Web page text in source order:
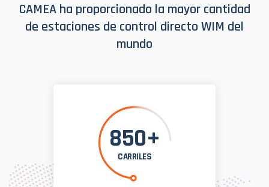
CAMEA ha proporcionado la mayor cantidad
de estaciones de control directo WIM del
mundo
850+
CARRILES